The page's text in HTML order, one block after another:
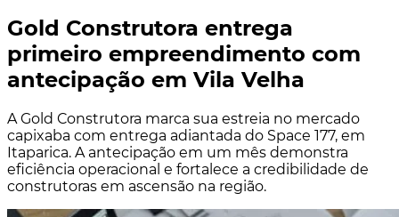
Gold Construtora entrega
primeiro empreendimento com
antecipação em Vila Velha
A Gold Construtora marca sua estreia no mercado
capixaba com entrega adiantada do Space 177, em
Itaparica. A antecipação em um mês demonstra
eficiência operacional e fortalece a credibilidade de
construtoras em ascensão na região.